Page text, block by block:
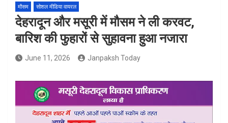
मौसम
सोशल मीडिया वायरल
देहरादून और मसूरी में मौसम ने ली करवट,
बारिश की फुहारों से सुहावना हुआ नजारा
June 11, 2026 Janpaksh Today